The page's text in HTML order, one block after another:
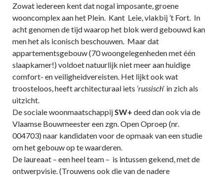
Zowat iedereen kent dat nogal imposante, groene
wooncomplex aan het Plein. Kant Leie, vlakbij ’t Fort. In
acht genomen de tijd waarop het blok werd gebouwd kan
men het als iconisch beschouwen. Maar dat
appartementsgebouw (70 woongelegenheden met één
slaapkamer!) voldoet natuurlijk niet meer aan huidige
comfort- en veiligheidvereisten. Het lijkt ook wat
troosteloos, heeft architecturaal iets ‘russisch‘ in zich als
uitzicht.
De sociale woonmaatschappijSW+ deed dan ook via de
Vlaamse Bouwmeester een zgn. Open Oproep (nr.
004703) naar kandidaten voor de opmaak van een studie
om het gebouw op te waarderen.
De laureaat – een heel team – is intussen gekend, met de
ontwerpvisie. (Trouwens ook die van de nadere